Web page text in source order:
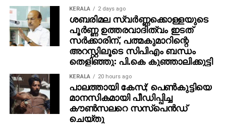
KERALA 2 days ago
ശബരിമല സ്വര്‍ണ്ണക്കൊള്ളയുടെ
പൂര്‍ണ്ണ ഉത്തരവാദിത്വം ഇടത്
സര്‍ക്കാരിന്, പത്മകുമാറിന്റെ
അറസ്റ്റിലൂടെ സിപിഎം ബന്ധം
തെളിഞ്ഞു: പി.കെ കുഞ്ഞാലിക്കുട്ടി
KERALA 20 hours ago
പാലത്തായി കേസ്; പെൺകുട്ടിയെ
മാനസികമായി പീഡിപ്പിച്ച
കൗൺസലറെ സസ്പെൻഡ്
ചെയ്തു